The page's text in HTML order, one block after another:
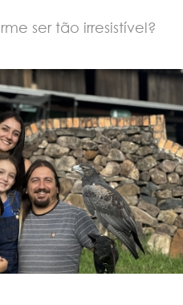
ser tão irresistível?